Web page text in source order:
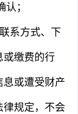
；
系方式、下
或缴费的行
或遭受财产
规定，不会